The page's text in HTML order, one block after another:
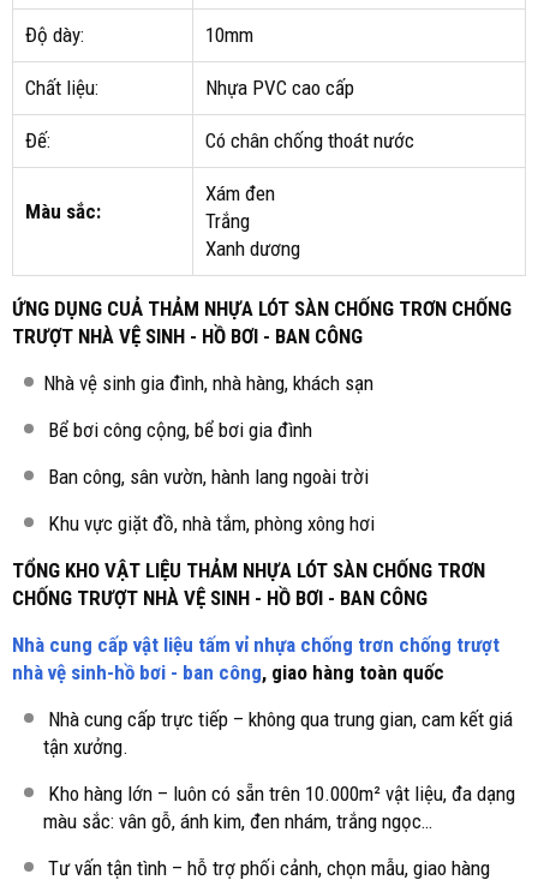
Độ dày: 10mm
Chất liệu: Nhựa PVC cao cấp
Đế: Có chân chống thoát nước
Màu sắc:
Xám đen
Trắng
Xanh dương
ỨNG DỤNG CUẢ THẢM NHỰA LÓT SÀN CHỐNG TRƠN CHỐNG
TRƯỢT NHÀ VỆ SINH - HỒ BƠI - BAN CÔNG
Nhà vệ sinh gia đình, nhà hàng, khách sạn
Bể bơi công cộng, bể bơi gia đình
Ban công, sân vườn, hành lang ngoài trời
Khu vực giặt đồ, nhà tắm, phòng xông hơi
TỔNG KHO VẬT LIỆU THẢM NHỰA LÓT SÀN CHỐNG TRƠN
CHỐNG TRƯỢT NHÀ VỆ SINH - HỒ BƠI - BAN CÔNG
Nhà cung cấp vật liệu tấm vỉ nhựa chống trơn chống trượt
nhà vệ sinh-hồ bơi - ban công, giao hàng toàn quốc
Nhà cung cấp trực tiếp – không qua trung gian, cam kết giá
tận xưởng.
Kho hàng lớn – luôn có sẵn trên 10.000m² vật liệu, đa dạng
màu sắc: vân gỗ, ánh kim, đen nhám, trắng ngọc…
Tư vấn tận tình – hỗ trợ phối cảnh, chọn mẫu, giao hàng